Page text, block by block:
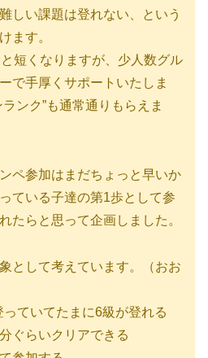
しい課題は登れない、という
ます。
短くなりますが、少人数グル
で手厚くサポートいたしま
ンク”も通常通りもらえま
ペ参加はまだちょっと早いか
ている子達の第1歩として参
たらと思って企画しました。
として考えています。（おお
っていてたまに6級が登れる
ぐらいクリアできる